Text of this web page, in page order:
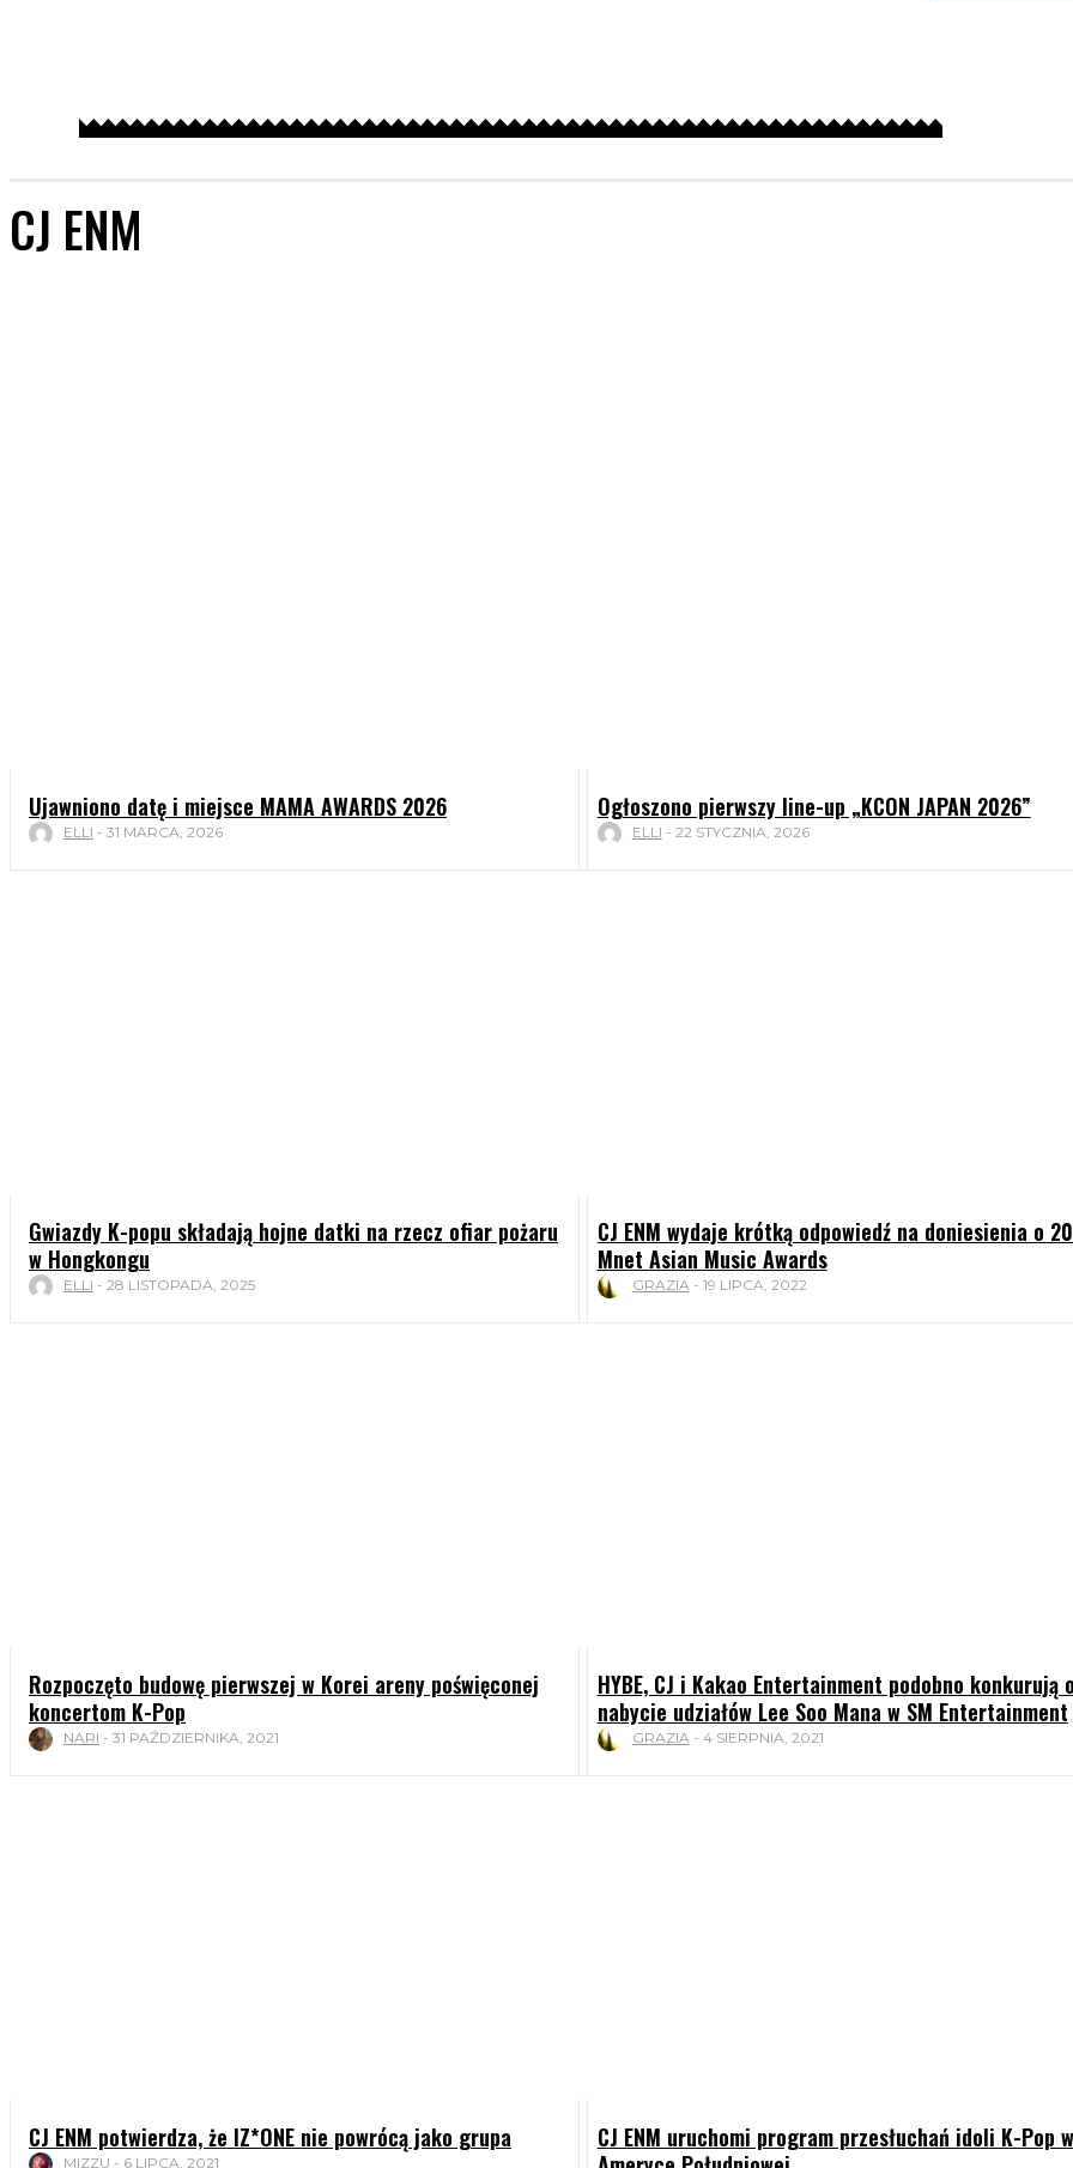
CJ ENM
Ujawniono datę i miejsce MAMA AWARDS 2026
ELLI - 31 MARCA, 2026
Ogłoszono pierwszy line-up „KCON JAPAN 2026”
ELLI - 22 STYCZNIA, 2026
Gwiazdy K-popu składają hojne datki na rzecz ofiar pożaru
w Hongkongu
ELLI - 28 LISTOPADA, 2025
CJ ENM wydaje krótką odpowiedź na doniesienia o
Mnet Asian Music Awards
GRAZIA - 19 LIPCA, 2022
Rozpoczęto budowę pierwszej w Korei areny poświęconej
koncertom K-Pop
NARI - 31 PAŹDZIERNIKA, 2021
HYBE, CJ i Kakao Entertainment podobno konkurują
nabycie udziałów Lee Soo Mana w SM Entertainment
GRAZIA - 4 SIERPNIA, 2021
CJ ENM potwierdza, że IZ*ONE nie powrócą jako grupa
MIZZU - 6 LIPCA, 2021
CJ ENM uruchomi program przesłuchań idoli K-Pop w